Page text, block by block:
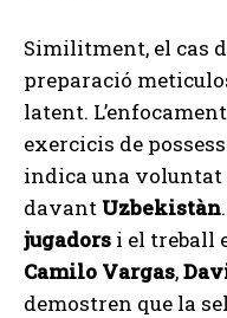
Similitment, el cas
preparació
latent.
exercicis de
indica una voluntat
davant Uzbekistàn
jugadors i el treball
Camilo Vargas,
demostren que la